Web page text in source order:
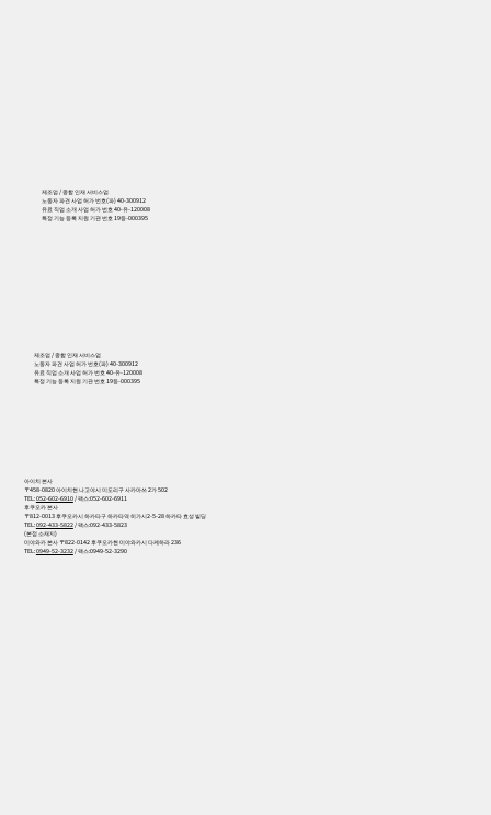
제조업 / 종합 인재 서비스업
노동자 파견 사업 허가 번호(파) 40-300912
유료 직업 소개 사업 허가 번호 40-유-120008
특정 기능 등록 지원 기관 번호 19등-000395
제조업 / 종합 인재 서비스업
노동자 파견 사업 허가 번호(파) 40-300912
유료 직업 소개 사업 허가 번호 40-유-120008
특정 기능 등록 지원 기관 번호 19등-000395
아이치 본사
〒458-0820 아이치현 나고야시 미도리구 사카마쓰 2가 502
TEL:052-602-6910/ 팩스:052-602-6911
후쿠오카 본사
〒812-0013 후쿠오카시 하카타구 하카타역 히가시2-5-28 하카타 효성 빌딩
TEL:092-433-5822/ 팩스:092-433-5823
(본점 소재지)
미야와카 본사 〒822-0142 후쿠오카현 미야와카시 다케하라 236
TEL:0949-52-3232/ 팩스:0949-52-3290